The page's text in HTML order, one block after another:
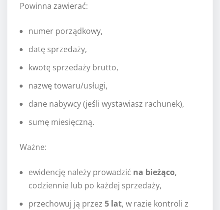
Powinna zawierać:
numer porządkowy,
datę sprzedaży,
kwotę sprzedaży brutto,
nazwę towaru/usługi,
dane nabywcy (jeśli wystawiasz rachunek),
sumę miesięczną.
Ważne:
ewidencję należy prowadzić na bieżąco,
codziennie lub po każdej sprzedaży,
przechowuj ją przez 5 lat, w razie kontroli z